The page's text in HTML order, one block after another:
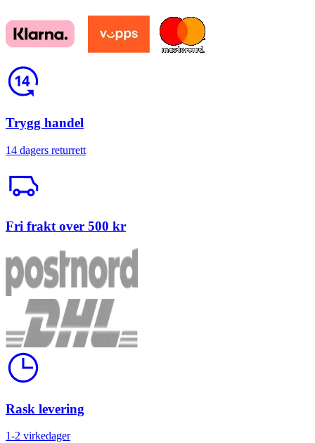
Trygg handel
14 dagers returrett
Fri frakt over 500 kr
Rask levering
1-2 virkedager